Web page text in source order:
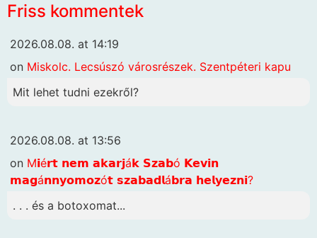
Friss kommentek
2026.08.08. at 14:19
on Miskolc. Lecsúszó városrészek. Szentpéteri kapu
Mit lehet tudni ezekről?
2026.08.08. at 13:56
on M𝗶é𝗿𝘁 𝗻𝗲𝗺 𝗮𝗸𝗮𝗿𝗷á𝗸 𝗦𝘇𝗮𝗯ó 𝗞𝗲𝘃𝗶𝗻
𝗺𝗮𝗴á𝗻𝗻𝘆𝗼𝗺𝗼𝘇ó𝘁 𝘀𝘇𝗮𝗯𝗮𝗱𝗹á𝗯𝗿𝗮 𝗵𝗲𝗹𝘆𝗲𝘇𝗻𝗶?
. . . és a botoxomat...